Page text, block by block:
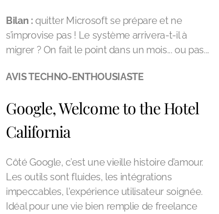
Bilan : quitter Microsoft se prépare et ne
s’improvise pas ! Le système arrivera-t-il à
migrer ? On fait le point dans un mois... ou pas...
AVIS TECHNO-ENTHOUSIASTE
Google, Welcome to the Hotel
California
Côté Google, c’est une vieille histoire d’amour.
Les outils sont fluides, les intégrations
impeccables, l'expérience utilisateur soignée.
Idéal pour une vie bien remplie de freelance